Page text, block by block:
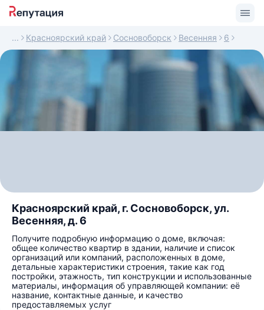
Красноярский край Сосновоборск Весенняя 6
Красноярский край, г. Сосновоборск, ул.
Весенняя, д. 6
Получите подробную информацию о доме, включая:
общее количество квартир в здании, наличие и список
организаций или компаний, расположенных в доме,
детальные характеристики строения, такие как год
постройки, этажность, тип конструкции и использованные
материалы, информация об управляющей компании: её
название, контактные данные, и качество
предоставляемых услуг